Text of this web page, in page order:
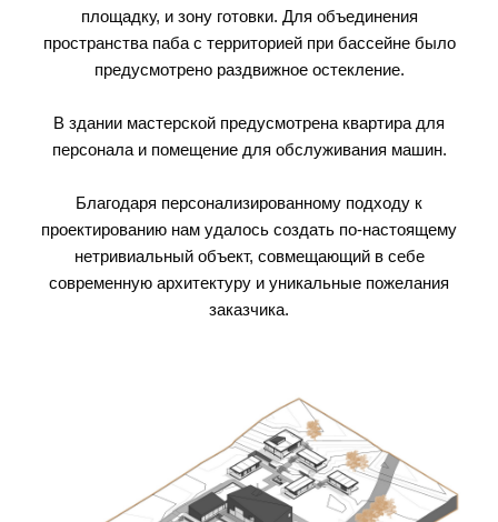
площадку, и зону готовки. Для объединения
пространства паба с территорией при бассейне было
предусмотрено раздвижное остекление.
В здании мастерской предусмотрена квартира для
персонала и помещение для обслуживания машин.
Благодаря персонализированному подходу к
проектированию нам удалось создать по-настоящему
нетривиальный объект, совмещающий в себе
современную архитектуру и уникальные пожелания
заказчика.